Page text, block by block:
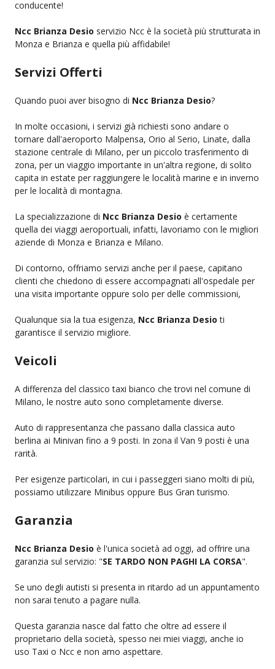
conducente!
Ncc Brianza Desio servizio Ncc è la società più strutturata in
Monza e Brianza e quella più affidabile!
Servizi Offerti
Quando puoi aver bisogno di Ncc Brianza Desio?
In molte occasioni, i servizi già richiesti sono andare o
tornare dall'aeroporto Malpensa, Orio al Serio, Linate, dalla
stazione centrale di Milano, per un piccolo trasferimento di
zona, per un viaggio importante in un'altra regione, di solito
capita in estate per raggiungere le località marine e in inverno
per le località di montagna.
La specializzazione di Ncc Brianza Desio è certamente
quella dei viaggi aeroportuali, infatti, lavoriamo con le migliori
aziende di Monza e Brianza e Milano.
Di contorno, offriamo servizi anche per il paese, capitano
clienti che chiedono di essere accompagnati all'ospedale per
una visita importante oppure solo per delle commissioni,
Qualunque sia la tua esigenza, Ncc Brianza Desio ti
garantisce il servizio migliore.
Veicoli
A differenza del classico taxi bianco che trovi nel comune di
Milano, le nostre auto sono completamente diverse.
Auto di rappresentanza che passano dalla classica auto
berlina ai Minivan fino a 9 posti. In zona il Van 9 posti è una
rarità.
Per esigenze particolari, in cui i passeggeri siano molti di più,
possiamo utilizzare Minibus oppure Bus Gran turismo.
Garanzia
Ncc Brianza Desio è l'unica società ad oggi, ad offrire una
garanzia sul servizio: "SE TARDO NON PAGHI LA CORSA".
Se uno degli autisti si presenta in ritardo ad un appuntamento
non sarai tenuto a pagare nulla.
Questa garanzia nasce dal fatto che oltre ad essere il
proprietario della società, spesso nei miei viaggi, anche io
uso Taxi o Ncc e non amo aspettare.